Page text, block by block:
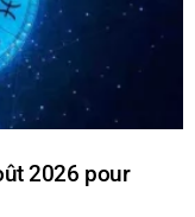
2026 pour